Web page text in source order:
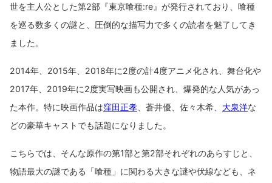
世を主人公とした第2部『東京喰種:re』が発行されており、喰種
を巡る数多くの謎と、圧倒的な描写力で多くの読者を魅了してき
ました。
2014年、2015年、2018年に2度の計4度アニメ化され、舞台化や
2017年、2019年に2度実写映画も公開され、爆発的な人気があっ
た本作。特に映画作品は窪田正孝 、蒼井優、佐々木希、 大泉洋な
どの豪華キャストでも話題になりました。
こちらでは、そんな原作の第1部と第2部それぞれのあらすじと、
物語最大の謎である「喰種」に関わる大きな謎や伏線なども、ネ